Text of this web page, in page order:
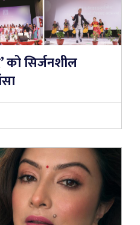
को सिर्जनशील